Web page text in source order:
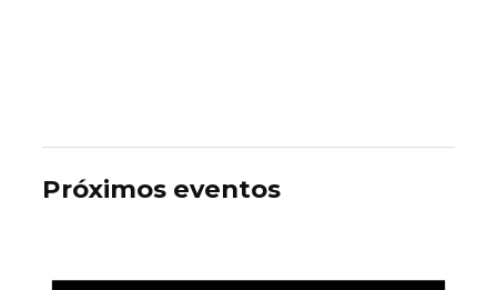
Próximos eventos